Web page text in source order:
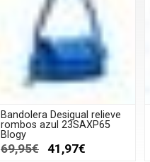
Bandolera Desigual relieve
rombos azul 23SAXP65
Blogy
69,95€ 41,97€